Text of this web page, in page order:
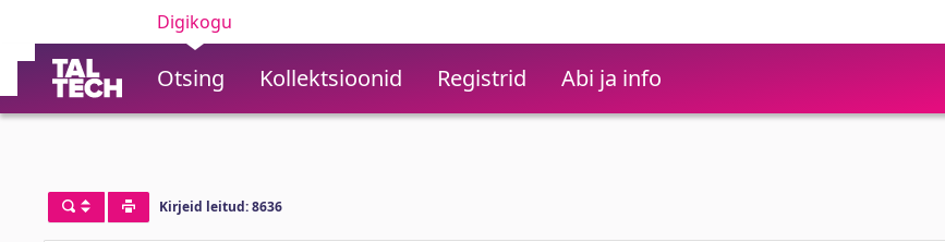
Digikogu
Otsing Kollektsioonid Registrid Abi ja info
Kirjeid leitud: 8636